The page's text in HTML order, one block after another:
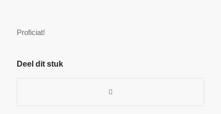
Proficiat!
Deel dit stuk